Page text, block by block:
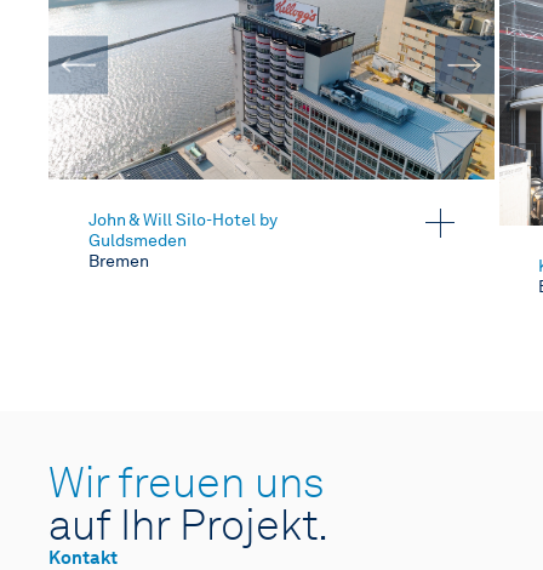
John & Will Silo-Hotel by
Guldsmeden
Bremen
Wir freuen uns
auf Ihr Projekt.
Kontakt